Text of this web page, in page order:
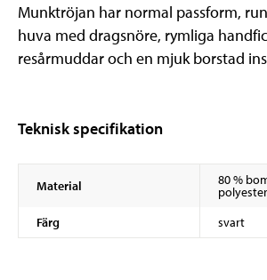
Munktröjan har normal passform,
huva med dragsnöre, rymliga
resårmuddar och en mjuk borstad
Teknisk specifikation
Material 80 %
Färg
svart